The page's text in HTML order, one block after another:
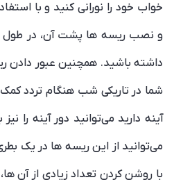
خواب خود را نورانی کنید و با
و نصب ریسه‌ ها پشت آن، در طول
داشته باشید. همچنین عبور دادن
شما در تاریکی شب هنگام تردد کمک
آینه دارید می‌توانید دور آینه را
می‌توانید از این ریسه ها در یک
با روشن کردن تعداد زیادی از آن